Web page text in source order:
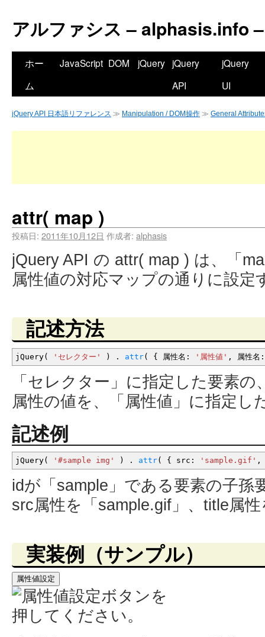
アルファシス – alphasis.info –
ホー
ム
JavaScript DOM jQuery jQuery
API
jQuery
UI
jQuery API 日本語リファレンス ≫ Manipulation / DOM操作 ≫ General
attr( map )
投稿日: 2011年10月12日 作成者: alphasis
jQuery API の attr( map ) は、「
属性値の対応マップの通りに設定
記述方法
jQuery( 'セレクター' ) . attr( { 属性名 : '属性値' , 属性名 :
「セレクター」に指定した要素
属性の値を、「属性値」に指定し
記述例
jQuery( '#sample img' ) . attr( { src : 'sample.gif' ,
idが「sample」である要素の子孫
src属性を「sample.gif」、title属
実装例（サンプル）
属性値設定